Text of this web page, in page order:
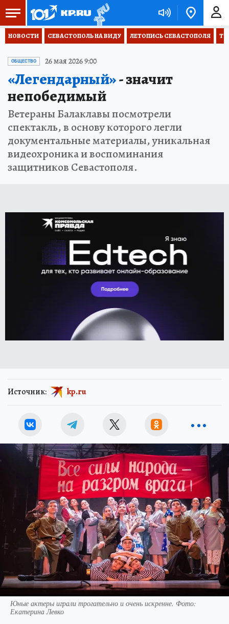
НОВОСТИ СЕВАСТОПОЛЬ НА ВИДУ ЛЕТОПИСЬ СЕВАСТОПОЛЯ
ОБЩЕСТВО 26 мая 2026 9:00
«Легендарный»- значит
непобедимый
Ветераны Балаклавы посмотрели
спектакль, в основу которого легли
документальные материалы, уникальная
видеохроника и воспоминания
защитников Севастополя.
Источник: kp.ru
Юные актеры играли трогательно и очень искренне. Фото:
Екатерина Левко